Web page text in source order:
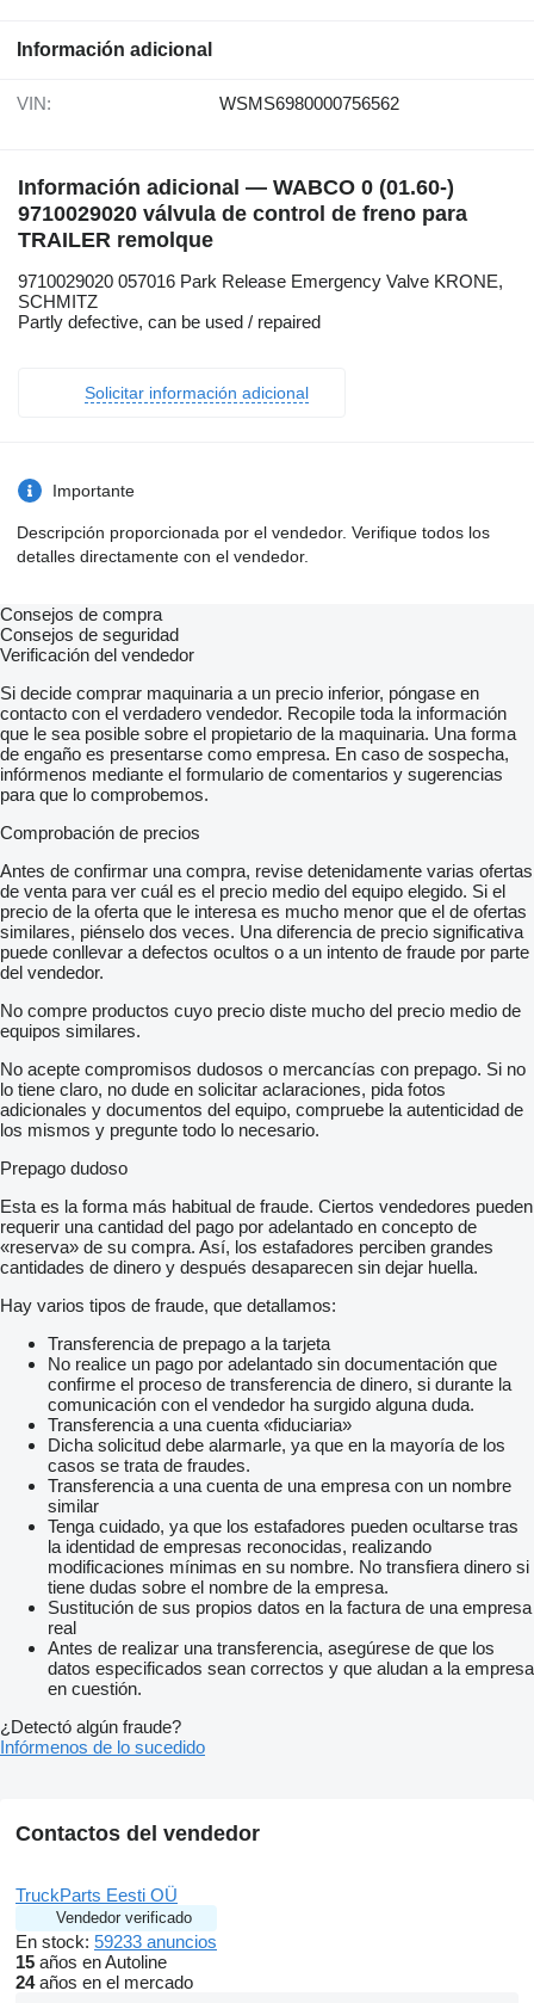
Información adicional
VIN: WSMS6980000756562
Información adicional — WABCO 0 (01.60-)
9710029020 válvula de control de freno para
TRAILER remolque
9710029020 057016 Park Release Emergency Valve KRONE,
SCHMITZ
Partly defective, can be used / repaired
Solicitar información adicional
Importante
Descripción proporcionada por el vendedor. Verifique todos los
detalles directamente con el vendedor.
Consejos de compra
Consejos de seguridad
Verificación del vendedor
Si decide comprar maquinaria a un precio inferior, póngase en
contacto con el verdadero vendedor. Recopile toda la información
que le sea posible sobre el propietario de la maquinaria. Una forma
de engaño es presentarse como empresa. En caso de sospecha,
infórmenos mediante el formulario de comentarios y sugerencias
para que lo comprobemos.
Comprobación de precios
Antes de confirmar una compra, revise detenidamente varias ofertas
de venta para ver cuál es el precio medio del equipo elegido. Si el
precio de la oferta que le interesa es mucho menor que el de ofertas
similares, piénselo dos veces. Una diferencia de precio significativa
puede conllevar a defectos ocultos o a un intento de fraude por parte
del vendedor.
No compre productos cuyo precio diste mucho del precio medio de
equipos similares.
No acepte compromisos dudosos o mercancías con prepago. Si no
lo tiene claro, no dude en solicitar aclaraciones, pida fotos
adicionales y documentos del equipo, compruebe la autenticidad de
los mismos y pregunte todo lo necesario.
Prepago dudoso
Esta es la forma más habitual de fraude. Ciertos vendedores pueden
requerir una cantidad del pago por adelantado en concepto de
«reserva» de su compra. Así, los estafadores perciben grandes
cantidades de dinero y después desaparecen sin dejar huella.
Hay varios tipos de fraude, que detallamos:
Transferencia de prepago a la tarjeta
No realice un pago por adelantado sin documentación que
confirme el proceso de transferencia de dinero, si durante la
comunicación con el vendedor ha surgido alguna duda.
Transferencia a una cuenta «fiduciaria»
Dicha solicitud debe alarmarle, ya que en la mayoría de los
casos se trata de fraudes.
Transferencia a una cuenta de una empresa con un nombre
similar
Tenga cuidado, ya que los estafadores pueden ocultarse tras
la identidad de empresas reconocidas, realizando
modificaciones mínimas en su nombre. No transfiera dinero si
tiene dudas sobre el nombre de la empresa.
Sustitución de sus propios datos en la factura de una empresa
real
Antes de realizar una transferencia, asegúrese de que los
datos especificados sean correctos y que aludan a la empresa
en cuestión.
¿Detectó algún fraude?
Infórmenos de lo sucedido
Contactos del vendedor
TruckParts Eesti OÜ
Vendedor verificado
En stock: 59233 anuncios
15 años en Autoline
24años en el mercado